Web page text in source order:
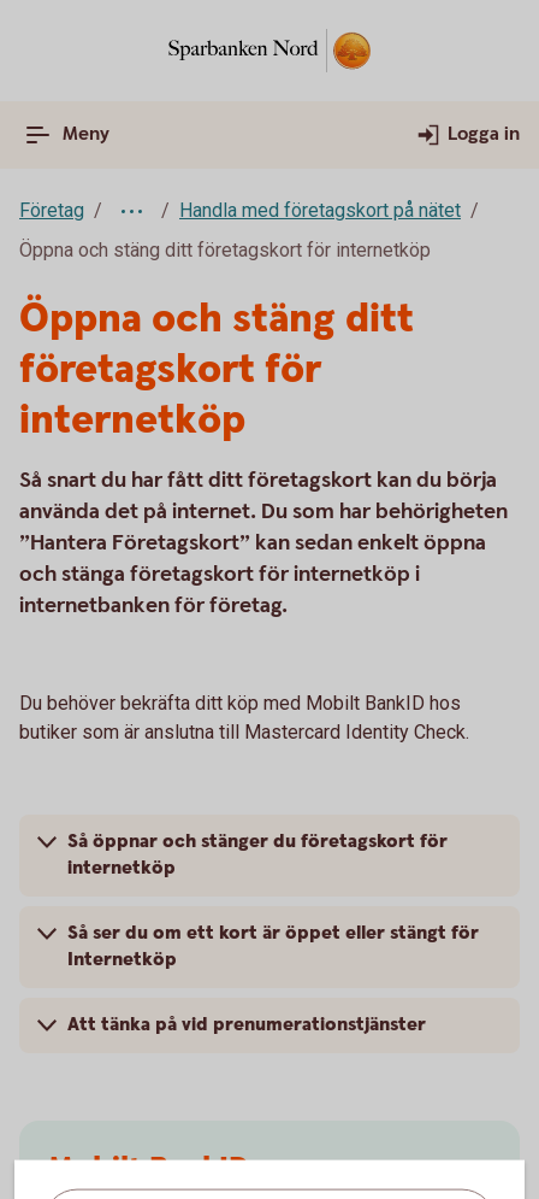
Meny Logga in
Företag
Handla med företagskort på nätet
Öppna och stäng ditt företagskort för internetköp
Öppna och stäng ditt
företagskort för
internetköp
Så snart du har fått ditt företagskort kan du börja
använda det på internet. Du som har behörigheten
”Hantera Företagskort” kan sedan enkelt öppna
och stänga företagskort för internetköp i
internetbanken för företag.
Du behöver bekräfta ditt köp med Mobilt BankID hos
butiker som är anslutna till Mastercard Identity Check.
Så öppnar och stänger du företagskort för
internetköp
Så ser du om ett kort är öppet eller stängt för
Internetköp
Att tänka på vid prenumerationstjänster
Mobilt BankID